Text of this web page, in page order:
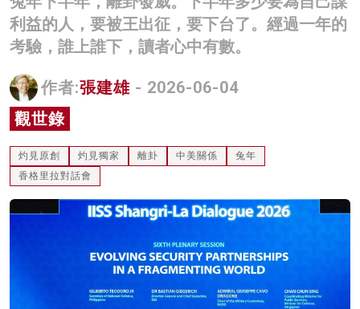
商業
科技
影片
名家榜
灼見活動
關於我們
利益的人，要被王出征，要下台了。經過一年的
考驗，誰上誰下，讀者心中有數。
作者:張建雄 - 2026-06-04
觀世錄
灼見原創 灼見獨家 離卦 中美關係
兔年
香格里拉對話會